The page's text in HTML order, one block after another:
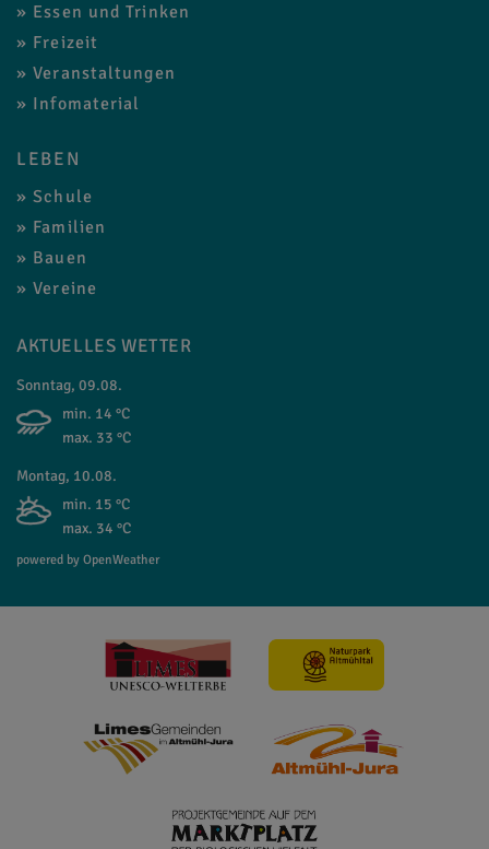
Essen und Trinken
Freizeit
Veranstaltungen
Infomaterial
LEBEN
Schule
Familien
Bauen
Vereine
AKTUELLES WETTER
Sonntag, 09.08.
min. 14 °C
max. 33 °C
Montag, 10.08.
min. 15 °C
max. 34 °C
powered by OpenWeather